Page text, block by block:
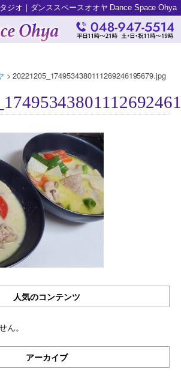
ジオ｜ダンススペースオオヤ Dance Space Ohya
>20221205_1749534380111269246195679.jpg
人気のコンテンツ
ん。
アーカイブ